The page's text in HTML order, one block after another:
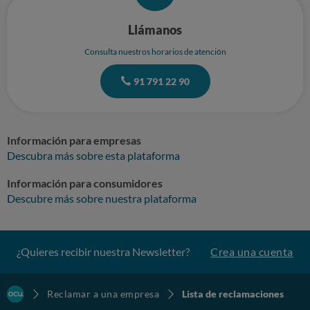
Llámanos
Consulta nuestros horarios de atención
91 791 22 90
Información para empresas
Descubra más sobre esta plataforma
Información para consumidores
Descubre más sobre nuestra plataforma
¿Quieres recibir nuestra Newsletter? Crea una cuenta
Reclamar a una empresa
Lista de reclamaciones